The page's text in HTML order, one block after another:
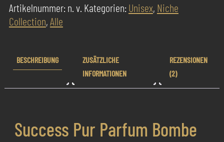
au
Chocolat
Artikelnummer:n. v. Kategorien:Unisex, Niche
Collection,Alle
BESCHREIBUNG
ZUSÄTZLICHE
INFORMATIONEN
REZENSIONEN
(2)
Success Pur Parfum Bombe